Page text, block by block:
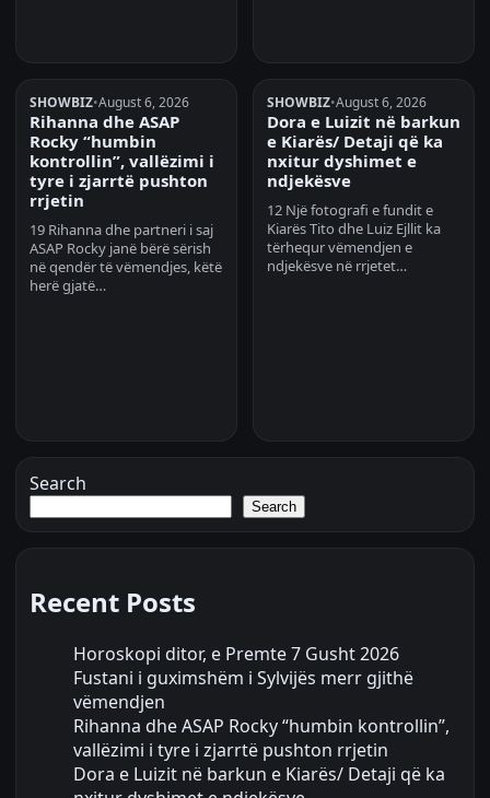
SHOWBIZ•August 6, 2026
Rihanna dhe ASAP
Rocky “humbin
kontrollin”, vallëzimi i
tyre i zjarrtë pushton
rrjetin
19 Rihanna dhe partneri i saj
ASAP Rocky janë bërë sërish
në qendër të vëmendjes, këtë
herë gjatë…
SHOWBIZ•August 6, 2026
Dora e Luizit në barkun
e Kiarës/ Detaji që ka
nxitur dyshimet e
ndjekësve
12 Një fotografi e fundit e
Kiarës Tito dhe Luiz Ejllit ka
tërhequr vëmendjen e
ndjekësve në rrjetet…
Search
Search
Recent Posts
Horoskopi ditor, e Premte 7 Gusht 2026
Fustani i guximshëm i Sylvijës merr gjithë
vëmendjen
Rihanna dhe ASAP Rocky “humbin kontrollin”,
vallëzimi i tyre i zjarrtë pushton rrjetin
Dora e Luizit në barkun e Kiarës/ Detaji që ka